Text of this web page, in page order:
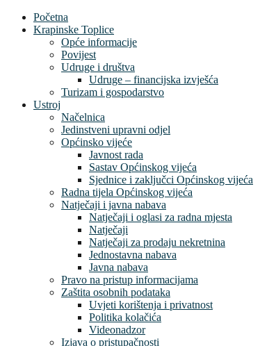
Početna
Krapinske Toplice
Opće informacije
Povijest
Udruge i društva
Udruge – financijska izvješća
Turizam i gospodarstvo
Ustroj
Načelnica
Jedinstveni upravni odjel
Općinsko vijeće
Javnost rada
Sastav Općinskog vijeća
Sjednice i zaključci Općinskog vijeća
Radna tijela Općinskog vijeća
Natječaji i javna nabava
Natječaji i oglasi za radna mjesta
Natječaji
Natječaji za prodaju nekretnina
Jednostavna nabava
Javna nabava
Pravo na pristup informacijama
Zaštita osobnih podataka
Uvjeti korištenja i privatnost
Politika kolačića
Videonadzor
Izjava o pristupačnosti